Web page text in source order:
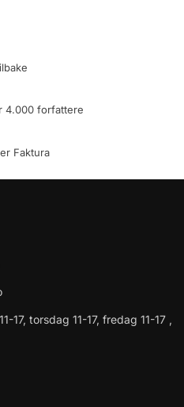
4.000 forfattere
Faktura
torsdag 11-17, fredag 11-17 ,